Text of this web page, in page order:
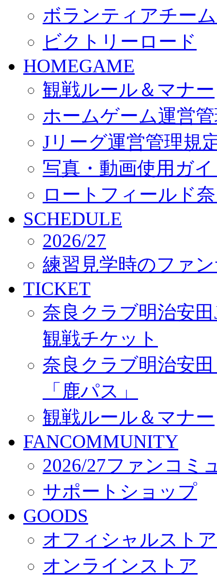
ボランティアチー
ビクトリーロード
HOMEGAME
観戦ルール＆マナー
ホームゲーム運営
Jリーグ運営管理規
写真・動画使用ガ
ロートフィールド
SCHEDULE
2026/27
練習見学時のファ
TICKET
奈良クラブ明治安
観戦チケット
奈良クラブ明治安
「鹿パス」
観戦ルール＆マナー
FANCOMMUNITY
2026/27ファンコミ
サポートショップ
GOODS
オフィシャルスト
オンラインストア